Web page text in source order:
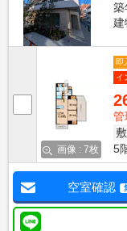
築
建
画像 : 7枚
即
イ
管
敷
5
空室確認